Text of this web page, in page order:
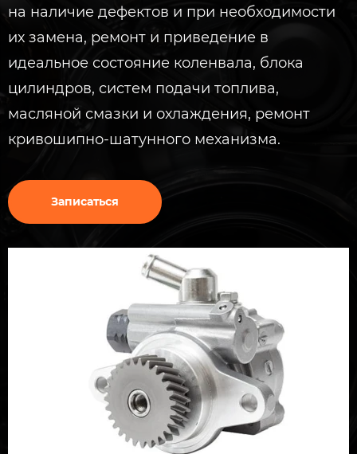
на наличие дефектов и при необходимости
их замена, ремонт и приведение в
идеальное состояние коленвала, блока
цилиндров, систем подачи топлива,
масляной смазки и охлаждения, ремонт
кривошипно-шатунного механизма.
Записаться